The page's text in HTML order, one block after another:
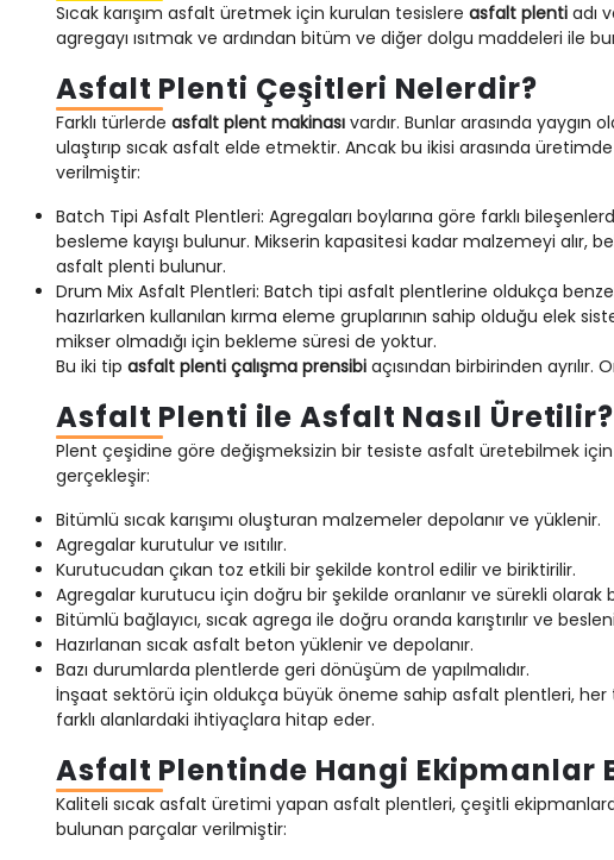
Sıcak karışım asfalt üretmek için kurulan tesislere asfalt plenti adı
agregayı ısıtmak ve ardından bitüm ve diğer dolgu maddeleri ile
Asfalt Plenti Çeşitleri Nelerdir?
Farklı türlerde asfalt plent makinası vardır. Bunlar arasında yaygın
ulaştırıp sıcak asfalt elde etmektir. Ancak bu ikisi arasında
verilmiştir:
Batch Tipi Asfalt Plentleri: Agregaları boylarına göre farklı
besleme kayışı bulunur. Mikserin kapasitesi kadar malzemeyi alır,
asfalt plenti bulunur.
Drum Mix Asfalt Plentleri: Batch tipi asfalt plentlerine oldukça
hazırlarken kullanılan kırma eleme gruplarının sahip olduğu elek
mikser olmadığı için bekleme süresi de yoktur.
Bu iki tip asfalt plenti çalışma prensibi açısından birbirinden
Asfalt Plenti ile Asfalt Nasıl Üretilir?
Plent çeşidine göre değişmeksizin bir tesiste asfalt üretebilmek
gerçekleşir:
Bitümlü sıcak karışımı oluşturan malzemeler depolanır ve yüklenir.
Agregalar kurutulur ve ısıtılır.
Kurutucudan çıkan toz etkili bir şekilde kontrol edilir ve biriktirilir.
Agregalar kurutucu için doğru bir şekilde oranlanır ve sürekli olarak
Bitümlü bağlayıcı, sıcak agrega ile doğru oranda karıştırılır ve
Hazırlanan sıcak asfalt beton yüklenir ve depolanır.
Bazı durumlarda plentlerde geri dönüşüm de yapılmalıdır.
İnşaat sektörü için oldukça büyük öneme sahip asfalt plentleri,
farklı alanlardaki ihtiyaçlara hitap eder.
Asfalt Plentinde Hangi Ekipmanlar
Kaliteli sıcak asfalt üretimi yapan asfalt plentleri, çeşitli
bulunan parçalar verilmiştir: